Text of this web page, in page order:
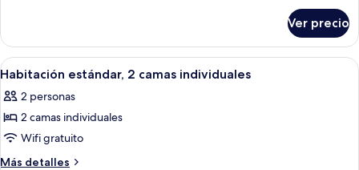
camas
estándar,
varias
camas
Ver precio
Abrir
todas
las
fotos
de
Habitación
Habitación de hotel con dos camas,
2
Habitación estándar, 2 camas individuales
2 personas
2 camas individuales
Wifi gratuito
Más detalles
Más